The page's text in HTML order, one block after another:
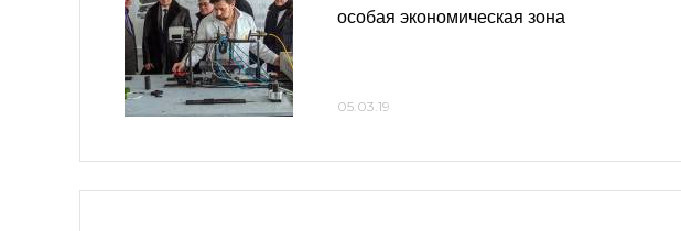
особая экономическая зона
05.03.19